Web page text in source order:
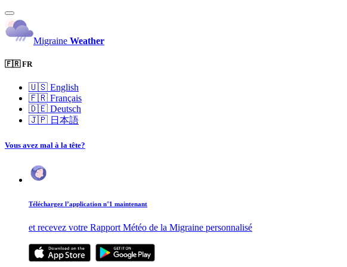
Migraine Weather
🇫🇷 FR
🇺🇸 English
🇫🇷 Français
🇩🇪 Deutsch
🇯🇵 日本語
Vous avez mal à la tête?
Téléchargez l’application n°1 maintenant
et recevez votre Rapport Météo de la Migraine personnalisé